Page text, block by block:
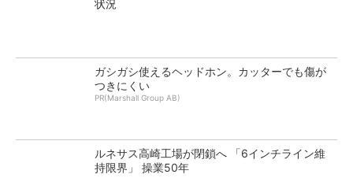
状況
ガシガシ使えるヘッドホン。カッターでも傷が
つきにくい
PR(Marshall Group AB)
ルネサス高崎工場が閉鎖へ 「6インチライン維
持限界」 操業50年